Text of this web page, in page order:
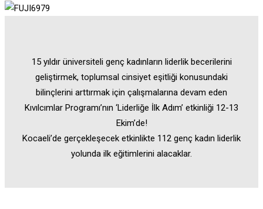
15 yıldır üniversiteli genç kadınların liderlik becerilerini
geliştirmek, toplumsal cinsiyet eşitliği konusundaki
bilinçlerini arttırmak için çalışmalarına devam eden
Kıvılcımlar Programı’nın ‘Liderliğe İlk Adım’ etkinliği 12-13
Ekim’de!
Kocaeli’de gerçekleşecek etkinlikte 112 genç kadın liderlik
yolunda ilk eğitimlerini alacaklar.